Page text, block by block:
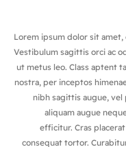
Lorem ipsum dolor sit
Vestibulum sagittis orci ac
ut metus leo. Class aptent
nostra, per inceptos
nibh sagittis augue,
aliquam augue
efficitur. Cras
consequat tortor.